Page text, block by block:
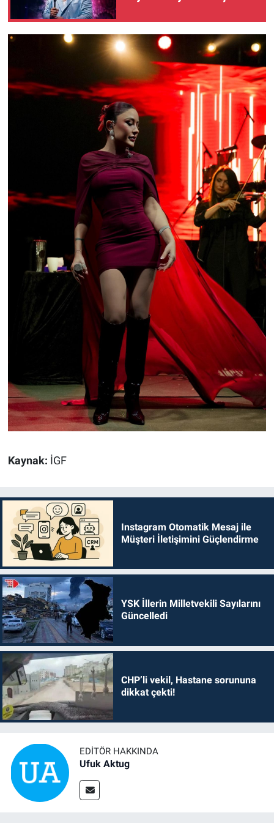
Kaynak: İGF
Instagram Otomatik Mesaj ile
Müşteri İletişimini Güçlendirme
YSK İllerin Milletvekili Sayılarını
Güncelledi
CHP’li vekil, Hastane sorununa
dikkat çekti!
EDITÖR HAKKINDA
Ufuk Aktug